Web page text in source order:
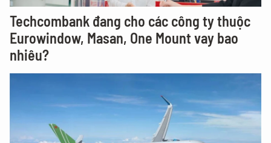
Techcombank đang cho các công ty thuộc
Eurowindow, Masan, One Mount vay bao
nhiêu?